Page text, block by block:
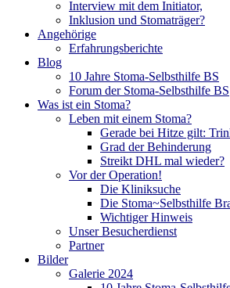
Interview mit dem Initiator,
Inklusion und Stomaträger?
Angehörige
Erfahrungsberichte
Blog
10 Jahre Stoma-Selbsthilfe BS
Forum der Stoma-Selbsthilfe BS
Was ist ein Stoma?
Leben mit einem Stoma?
Gerade bei Hitze gilt:
Grad der Behinderung
Streikt DHL mal wieder?
Vor der Operation!
Die Kliniksuche
Die Stoma~Selbsthilfe
Wichtiger Hinweis
Unser Besucherdienst
Partner
Bilder
Galerie 2024